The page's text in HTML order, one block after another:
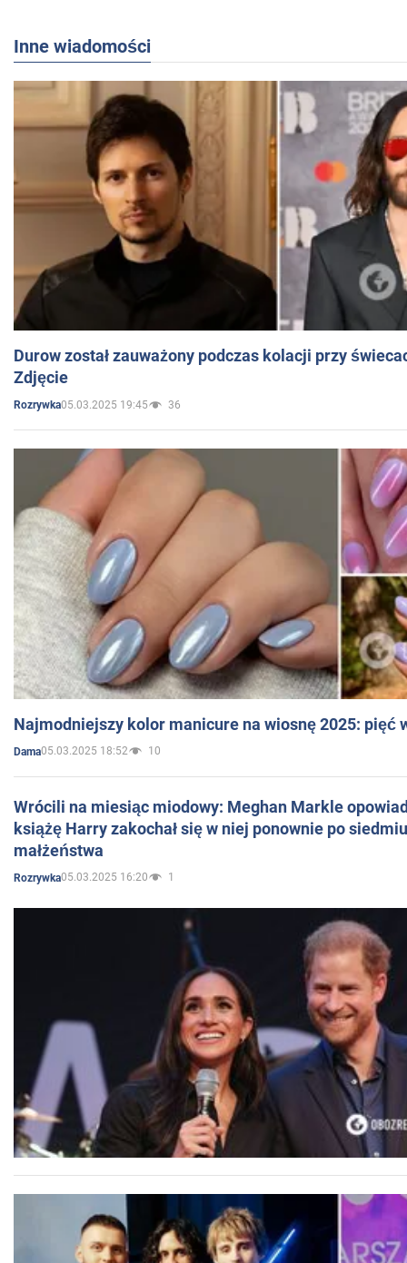
Inne wiadomości
Durow został zauważony podczas kolacji przy
Zdjęcie
Rozrywka05.03.2025 19:45 36
Najmodniejszy kolor manicure na wiosnę 2025: pięć
Dama05.03.2025 18:52 10
Wrócili na miesiąc miodowy: Meghan Markle
książę Harry zakochał się w niej ponownie po
małżeństwa
Rozrywka05.03.2025 16:20 1